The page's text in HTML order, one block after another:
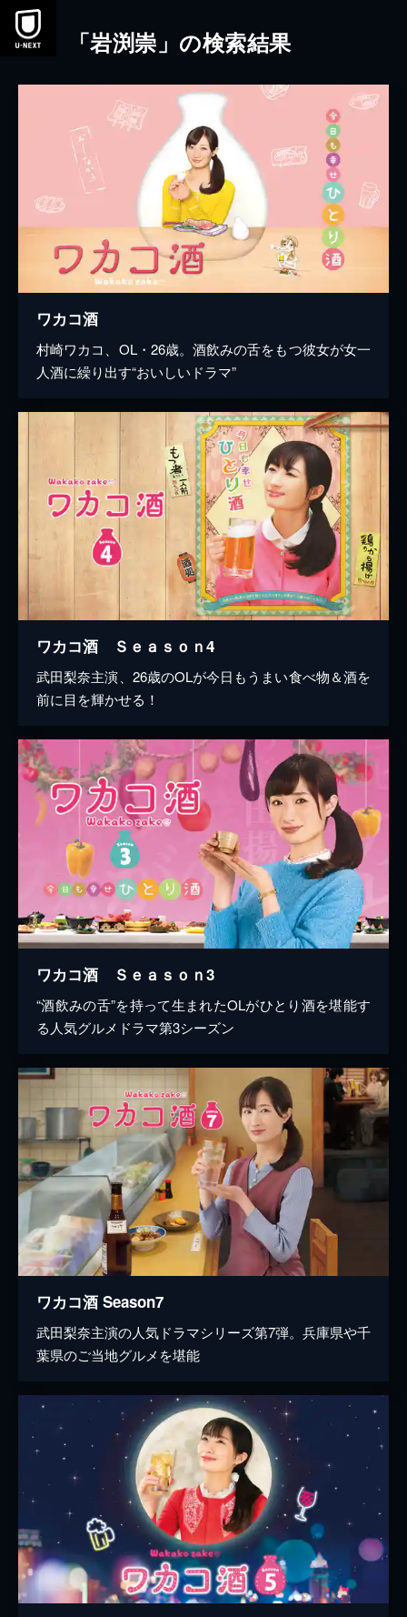
本文へスキップ
「岩渕崇」の検索結果
ワカコ酒
村崎ワカコ、OL・26歳。酒飲みの舌をもつ彼女が女一
人酒に繰り出す“おいしいドラマ”
ワカコ酒 Ｓｅａｓｏｎ4
武田梨奈主演、26歳のOLが今日もうまい食べ物＆酒を
前に目を輝かせる！
ワカコ酒 Ｓｅａｓｏｎ3
“酒飲みの舌”を持って生まれたOLがひとり酒を堪能す
る人気グルメドラマ第3シーズン
ワカコ酒 Season7
武田梨奈主演の人気ドラマシリーズ第7弾。兵庫県や千
葉県のご当地グルメを堪能